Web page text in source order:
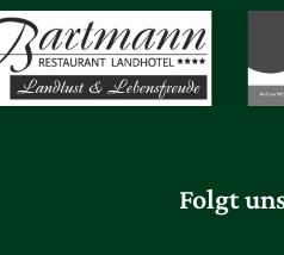
Folgt